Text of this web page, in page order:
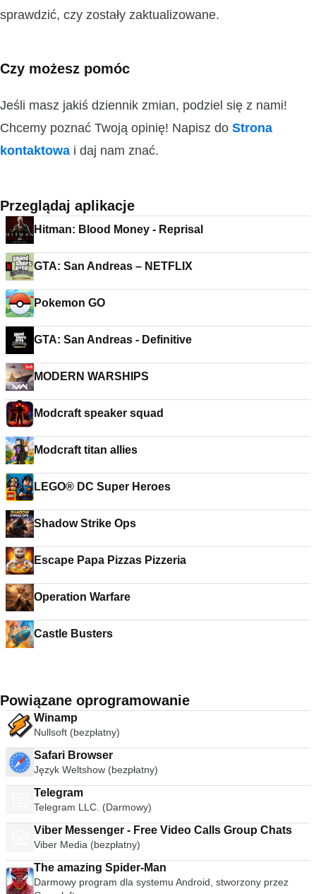
sprawdzić, czy zostały zaktualizowane.
Czy możesz pomóc
Jeśli masz jakiś dziennik zmian, podziel się z nami!
Chcemy poznać Twoją opinię! Napisz do Strona
kontaktowa i daj nam znać.
Przeglądaj aplikacje
Hitman: Blood Money - Reprisal
GTA: San Andreas – NETFLIX
Pokemon GO
GTA: San Andreas - Definitive
MODERN WARSHIPS
Modcraft speaker squad
Modcraft titan allies
LEGO® DC Super Heroes
Shadow Strike Ops
Escape Papa Pizzas Pizzeria
Operation Warfare
Castle Busters
Powiązane oprogramowanie
Winamp
Nullsoft (bezpłatny)
Safari Browser
Język Weltshow (bezpłatny)
Telegram
Telegram LLC. (Darmowy)
Viber Messenger - Free Video Calls Group Chats
Viber Media (bezpłatny)
The amazing Spider-Man
Darmowy program dla systemu Android, stworzony przez